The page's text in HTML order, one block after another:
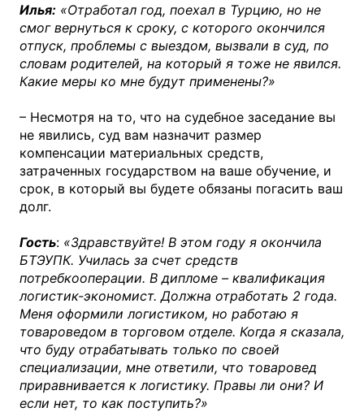
Илья: «Отработал год, поехал в Турцию, но не
смог вернуться к сроку, с которого окончился
отпуск, проблемы с выездом, вызвали в суд, по
словам родителей, на который я тоже не явился.
Какие меры ко мне будут применены?»
– Несмотря на то, что на судебное заседание вы
не явились, суд вам назначит размер
компенсации материальных средств,
затраченных государством на ваше обучение, и
срок, в который вы будете обязаны погасить ваш
долг.
Гость: «Здравствуйте! В этом году я окончила
БТЭУПК. Училась за счет средств
потребкооперации. В дипломе – квалификация
логистик-экономист. Должна отработать 2 года.
Меня оформили логистиком, но работаю я
товароведом в торговом отделе. Когда я сказала,
что буду отрабатывать только по своей
специализации, мне ответили, что товаровед
приравнивается к логистику. Правы ли они? И
если нет, то как поступить?»